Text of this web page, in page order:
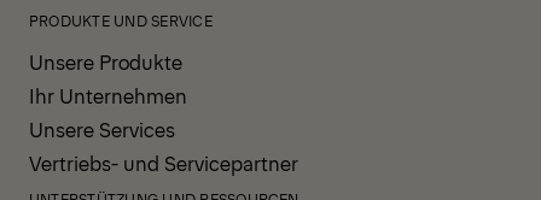
PRODUKTE UND SERVICE
Unsere Produkte
Ihr Unternehmen
Unsere Services
Vertriebs- und Servicepartner